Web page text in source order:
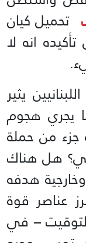
تحميل كيان
انه لا
يثير
يجري هجوم
من حملة
هل هناك
هدفه
عناصر قوة
– في